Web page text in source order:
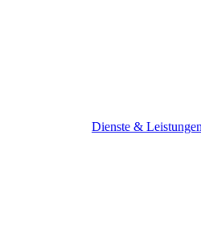
Dienste & Leistungen